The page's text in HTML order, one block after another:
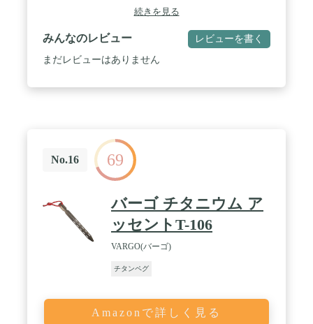
性、耐久性に優れています。 / テント固定がしっか
りして、軽くて持ち運びが便利なテント専用のペグ
キャンプ設営用具。 / 山地キャンプ場は草地・硬い
地面ですからキャンプファンにとって金属ペグは必
需品です。
続きを見る
みんなのレビュー レビューを書く
まだレビューはありません
No.16 69
バーゴ チタニウム ア
ッセントT-106
VARGO(バーゴ)
チタンペグ
Amazonで詳しく見る